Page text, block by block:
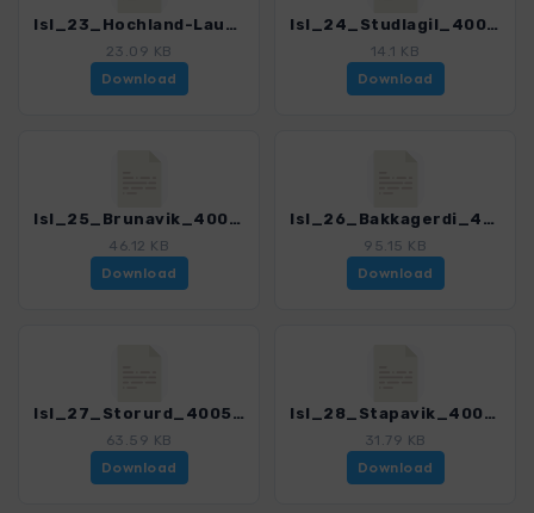
Isl_23_Hochland-Laugarfell_4005_9.gpx
23.09 KB
Download
Isl_24_Studlagil_4005_9.gpx
14.1 KB
Download
Isl_25_Brunavik_4005_9.gpx
46.12 KB
Download
Isl_26_Bakkagerdi_4005_9.gpx
95.15 KB
Download
Isl_27_Storurd_4005_9.gpx
63.59 KB
Download
Isl_28_Stapavik_4005_9.gpx
31.79 KB
Download